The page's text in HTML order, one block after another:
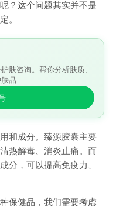
？这个问题其实并不是
。
肤咨询。帮你分析肤质、
品
和成分。臻源胶囊主要
热解毒、消炎止痛。而
分，可以提高免疫力、
保健品，我们需要考虑